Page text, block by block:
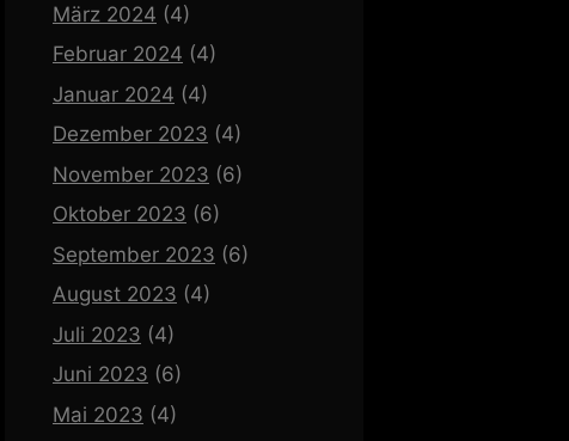
März 2024 (4)
Februar 2024 (4)
Januar 2024 (4)
Dezember 2023 (4)
November 2023 (6)
Oktober 2023 (6)
September 2023 (6)
August 2023 (4)
Juli 2023 (4)
Juni 2023 (6)
Mai 2023 (4)